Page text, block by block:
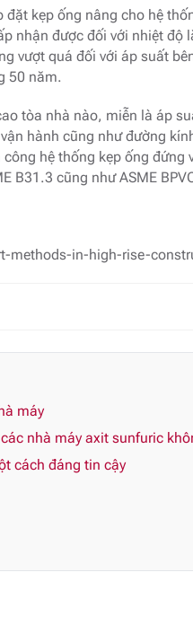
kẹp ống nâng cho hệ
nhận được đối với nhiệt độ
vượt quá đối với áp suất
50 năm.
tòa nhà nào, miễn là áp
hành cũng như đường
hệ thống kẹp ống đứng
B31.3 cũng như ASME
methods-in-high-rise-
máy
nhà máy axit sunfuric
cách đáng tin cậy